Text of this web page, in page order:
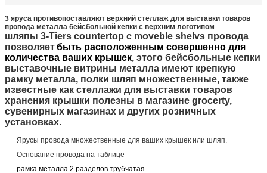
3 яруса противопоставляют верхний стеллаж для выставки товаров
провода металла бейсбольной кепки с верхним логотипом
шляпы 3-Tiers countertop с moveble shelvs провода
позволяетбыть расположенным совершенно для
количества ваших крышек, этого бейсбольные кепки
выставочные витрины металла имеют крепкую
рамку металла, полки шляп множественные, также
известные как стеллажи для выставки товаров
хранения крышки полезны в магазине grocerty,
сувенирных магазинах и других розничных
установках.
Ярусы провода множественные для ваших крышек или шляп.
Основание провода на таблице
рамка металла 2 разделов трубчатая